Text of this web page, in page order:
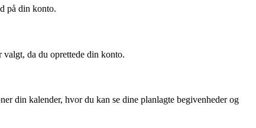
på din konto.
da du oprettede din konto.
din kalender, hvor du kan se dine planlagte begivenheder og